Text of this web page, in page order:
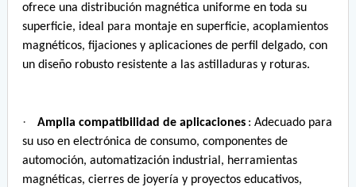
ofrece una distribución magnética uniforme en toda su
superficie, ideal para montaje en superficie, acoplamientos
magnéticos, fijaciones y aplicaciones de perfil delgado, con
un diseño robusto resistente a las astilladuras y roturas.
· Amplia compatibilidad de aplicaciones : Adecuado para
su uso en electrónica de consumo, componentes de
automoción, automatización industrial, herramientas
magnéticas, cierres de joyería y proyectos educativos,